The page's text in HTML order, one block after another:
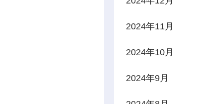
2024年11月
2024年10月
2024年9月